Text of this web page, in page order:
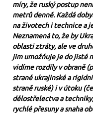
míry, že ruský postup
metrů denně. Každá
na životech i technice a
Neznamená to, že by
oblasti ztráty, ale ve
jim umožňuje je do jisté
vidíme rozdíly v obraně
straně ukrajinské a
straně ruské) i v útoku
dělostřelectva a
rychlé přesuny a snaha